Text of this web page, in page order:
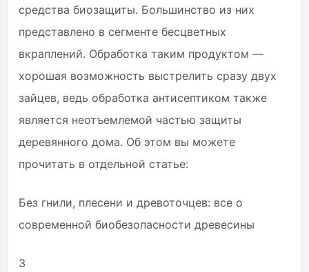
средства биозащиты. Большинство из них
представлено в сегменте бесцветных
вкраплений. Обработка таким продуктом —
хорошая возможность выстрелить сразу двух
зайцев, ведь обработка антисептиком также
является неотъемлемой частью защиты
деревянного дома. Об этом вы можете
прочитать в отдельной статье:
Без гнили, плесени и древоточцев: все о
современной биобезопасности древесины
3